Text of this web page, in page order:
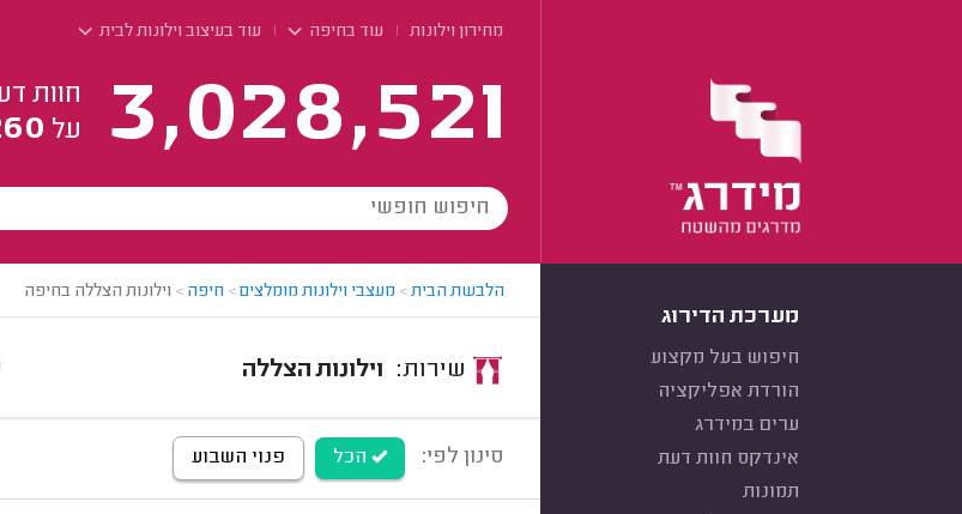
מחירון וילונות עוד בחיפה עוד בעיצוב וילונות לבית
3,028,521
חוות
על
מערכת הדירוג
חיפוש בעל מקצוע
הורדת אפליקציה
ערים במידרג
אינדקס חוות דעת
תמונות
הלבשת הבית> מעצבי וילונות מומלצים> חיפה > וילונות הצללה בחיפה
וילונות הצללה
סינון לפי: הכל פנוי השבוע